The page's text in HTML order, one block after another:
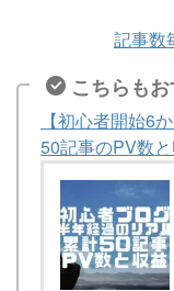
記事数
こちらも
【初心者開始6
50記事のPV数